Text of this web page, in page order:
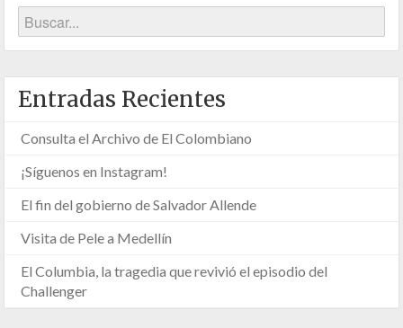
Entradas Recientes
Consulta el Archivo de El Colombiano
¡Síguenos en Instagram!
El fin del gobierno de Salvador Allende
Visita de Pele a Medellín
El Columbia, la tragedia que revivió el episodio del
Challenger